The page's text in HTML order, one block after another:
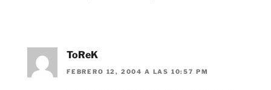
ToReK
FEBRERO 12, 2004 A LAS 10:57 PM